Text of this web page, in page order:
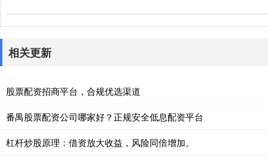
相关更新
股票配资招商平台，合规优选渠道
番禺股票配资公司哪家好？正规安全低息配资平台
杠杆炒股原理：借资放大收益，风险同倍增加。